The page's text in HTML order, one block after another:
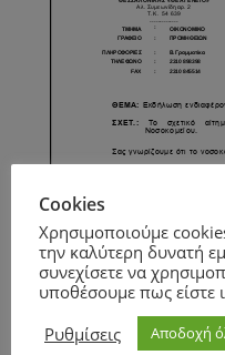
Cookies
Χρησιμοποιούμε
την καλύτερη δυνατή
συνεχίσετε να
υποθέσουμε πως είστε
Ρυθμίσεις
Αποδοχή